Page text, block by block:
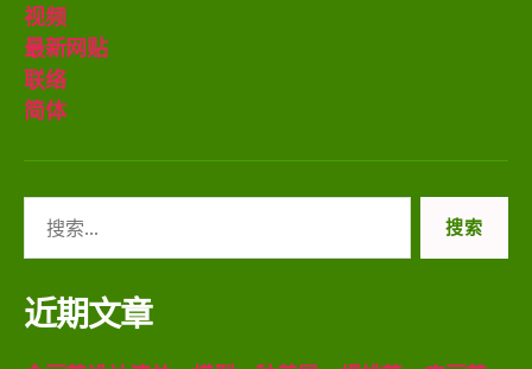
视频
最新网贴
联络
简体
索：
近期文章